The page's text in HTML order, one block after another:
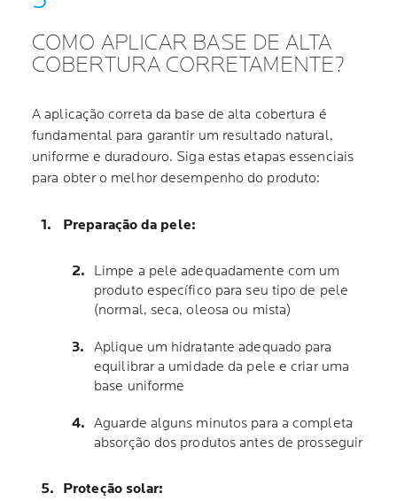
COMO APLICAR BASE DE ALTA
COBERTURA CORRETAMENTE?
A aplicação correta da base de alta cobertura é
fundamental para garantir um resultado natural,
uniforme e duradouro. Siga estas etapas essenciais
para obter o melhor desempenho do produto:
Preparação da pele:
Limpe a pele adequadamente com um
produto específico para seu tipo de pele
(normal, seca, oleosa ou mista)
Aplique um hidratante adequado para
equilibrar a umidade da pele e criar uma
base uniforme
Aguarde alguns minutos para a completa
absorção dos produtos antes de prosseguir
Proteção solar: